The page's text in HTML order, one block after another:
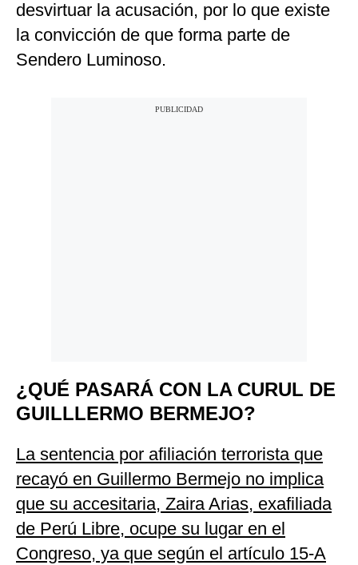
desvirtuar la acusación, por lo que existe
la convicción de que forma parte de
Sendero Luminoso.
¿QUÉ PASARÁ CON LA CURUL DE
GUILLLERMO BERMEJO?
La sentencia por afiliación terrorista que
recayó en Guillermo Bermejo no implica
que su accesitaria, Zaira Arias, exafiliada
de Perú Libre, ocupe su lugar en el
Congreso, ya que según el artículo 15-A